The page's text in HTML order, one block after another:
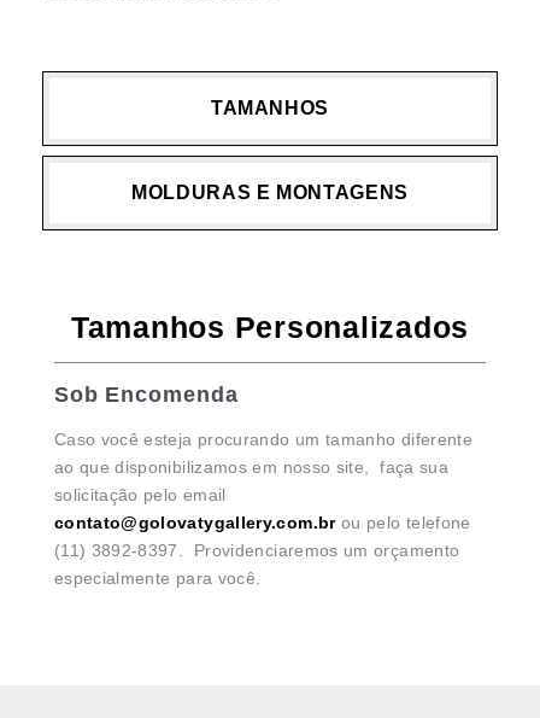
TAMANHOS
MOLDURAS E MONTAGENS
Tamanhos Personalizados
Sob Encomenda
Caso você esteja procurando um tamanho diferente
ao que disponibilizamos em nosso site, faça sua
solicitação pelo email
contato@golovatygallery.com.brou pelo telefone
(11) 3892-8397. Providenciaremos um orçamento
especialmente para você.